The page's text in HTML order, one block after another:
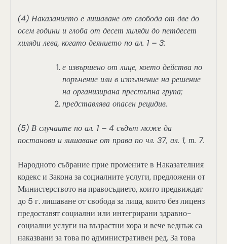
(4) Наказанието е лишаване от свобода от две до
осем години и глоба от десет хиляди до петдесет
хиляди лева, когато деянието по ал. 1 – 3:
е извършено от лице, което действа по
поръчение или в изпълнение на решение
на организирана престъпна група;
представлява опасен рецидив.
(5) В случаите по ал. 1 – 4 съдът може да
постанови и лишаване от права по чл. 37, ал. 1, т. 7.
Народното събрание прие промените в Наказателния
кодекс и Закона за социалните услуги, предложени от
Министерството на правосъдието, които предвиждат
до 5 г. лишаване от свобода за лица, които без лиценз
предоставят социални или интегрирани здравно-
социални услуги на възрастни хора и вече веднъж са
наказвани за това по административен ред. За това